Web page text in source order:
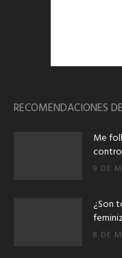
RECOMENDACIONES
Me
9 DE
¿Son
8 DE